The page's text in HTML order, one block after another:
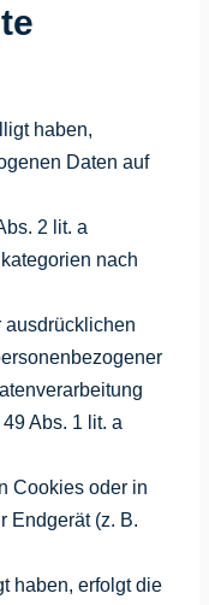
haben,
Daten auf
2 lit. a
nach
ausdrücklichen
Abs. 1 lit. a
Cookies oder in
Endgerät (z. B.
haben, erfolgt die